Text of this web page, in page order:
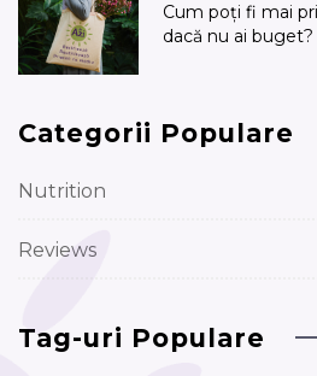
Cum poți fi mai
dacă nu ai buget?
Categorii Populare
Nutrition
Reviews
Tag-uri Populare